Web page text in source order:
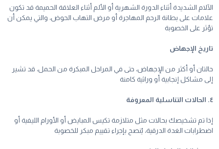
الآلام الشديدة أثناء الدورة الشهرية أو الألم أثناء العلاقة الحميمة قد تكون
علامات على بطانة الرحم المهاجرة أو مرض التهاب الحوض، والتي يمكن أن
تؤثر على الخصوبة
تاريخ الإجهاض
حالتان أو أكثر من الإجهاض، حتى في المراحل المبكرة من الحمل، قد تشير
إلى مشاكل إنجابية أو وراثية كامنة
٤. الحالات التناسلية المعروفة
إذا تم تشخيصك بحالات مثل متلازمة تكيس المبايض أو الأورام الليفية أو
اضطرابات الغدة الدرقية، يُنصح بإجراء تقييم مبكر للخصوبة